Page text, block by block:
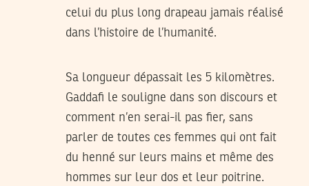
celui du plus long drapeau jamais réalisé
dans l’histoire de l’humanité.
Sa longueur dépassait les 5 kilomètres.
Gaddafi le souligne dans son discours et
comment n’en serai-il pas fier, sans
parler de toutes ces femmes qui ont fait
du henné sur leurs mains et même des
hommes sur leur dos et leur poitrine.